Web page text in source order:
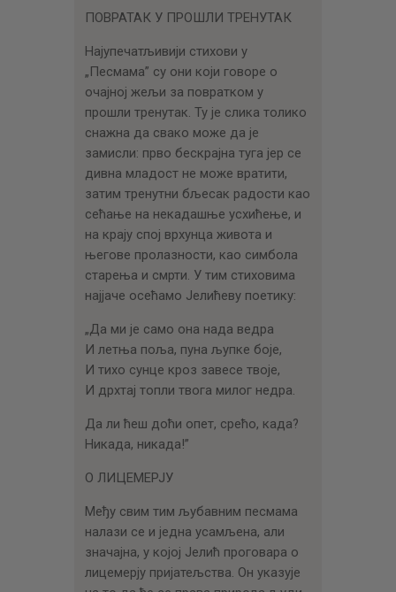
ПОВРАТАК У ПРОШЛИ ТРЕНУТАК
Најупечатљивији стихови у
„Песмама” су они који говоре о
очајној жељи за повратком у
прошли тренутак. Ту је слика толико
снажна да свако може да је
замисли: прво бескрајна туга јер се
дивна младост не може вратити,
затим тренутни бљесак радости као
сећање на некадашње усхићење, и
на крају спој врхунца живота и
његове пролазности, као симбола
старења и смрти. У тим стиховима
најјаче осећамо Јелићеву поетику:
„Да ми је само она нада ведра
И летња поља, пуна љупке боје,
И тихо сунце кроз завесе твоје,
И дрхтај топли твога милог недра.
Да ли ћеш доћи опет, срећо, када?
Никада, никада!”
О ЛИЦЕМЕРЈУ
Међу свим тим љубавним песмама
налази се и једна усамљена, али
значајна, у којој Јелић проговара о
лицемерју пријатељства. Он указује